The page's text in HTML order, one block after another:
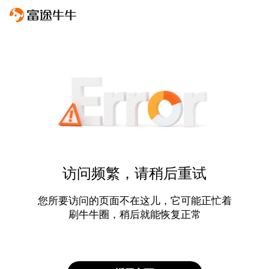
访问频繁，请稍后重试
您所要访问的页面不在这儿，它可能正忙着
刷牛牛圈，稍后就能恢复正常